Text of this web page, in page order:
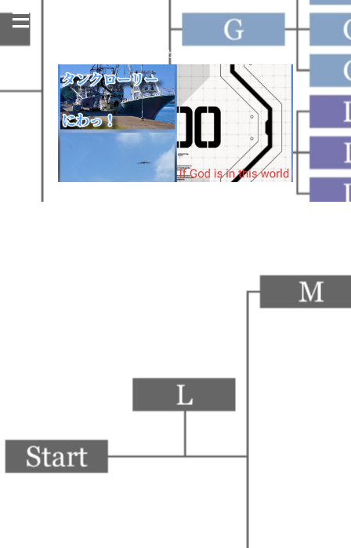
今日も名古屋の街のどこかで走っています！